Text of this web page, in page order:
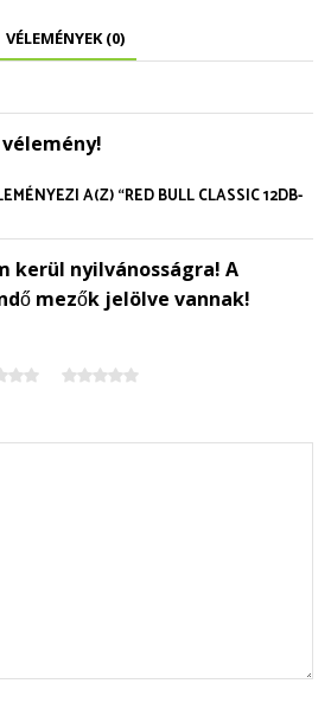
VÉLEMÉNYEK (0)
A(Z) “RED BULL CLASSIC 12DB-
kerül nyilvánosságra! A
mezők jelölve vannak!